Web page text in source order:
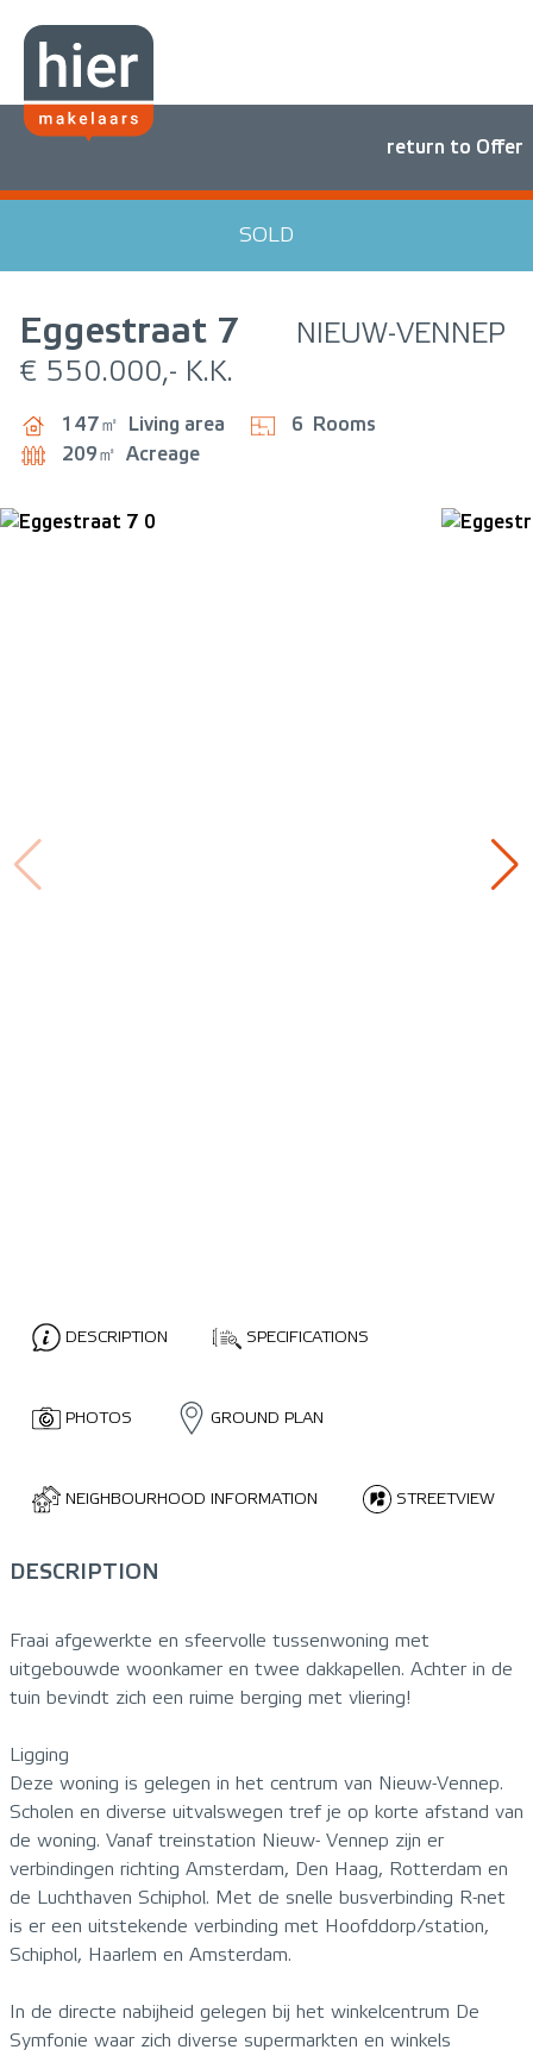
return to Offer
SOLD
Eggestraat 7
NIEUW-VENNEP
€ 550.000,- K.K.
147㎡ Living area 6
Rooms
209㎡ Acreage
DESCRIPTION SPECIFICATIONS
PHOTOS GROUND PLAN
NEIGHBOURHOOD INFORMATION STREETVIEW
DESCRIPTION
Fraai afgewerkte en sfeervolle tussenwoning met
uitgebouwde woonkamer en twee dakkapellen. Achter in de
tuin bevindt zich een ruime berging met vliering!
Ligging
Deze woning is gelegen in het centrum van Nieuw-Vennep.
Scholen en diverse uitvalswegen tref je op korte afstand van
de woning. Vanaf treinstation Nieuw- Vennep zijn er
verbindingen richting Amsterdam, Den Haag, Rotterdam en
de Luchthaven Schiphol. Met de snelle busverbinding R-net
is er een uitstekende verbinding met Hoofddorp/station,
Schiphol, Haarlem en Amsterdam.
In de directe nabijheid gelegen bij het winkelcentrum De
Symfonie waar zich diverse supermarkten en winkels